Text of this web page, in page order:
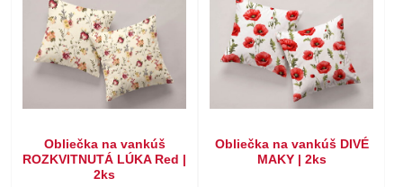
Obliečka na vankúš
ROZKVITNUTÁ LÚKA Red |
2ks
Obliečka na vankúš DIVÉ
MAKY | 2ks